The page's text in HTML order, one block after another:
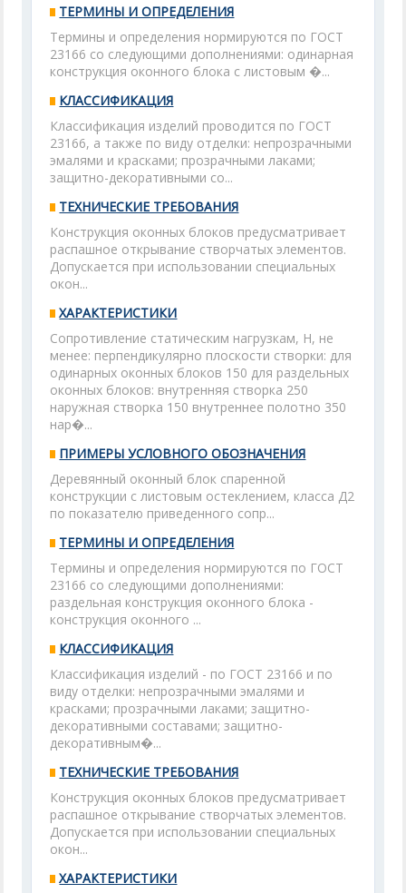
ТЕРМИНЫ И ОПРЕДЕЛЕНИЯ
Термины и определения нормируются по ГОСТ
23166 со следующими дополнениями: одинарная
конструкция оконного блока с листовым �...
КЛАССИФИКАЦИЯ
Классификация изделий проводится по ГОСТ
23166, а также по виду отделки: непрозрачными
эмалями и красками; прозрачными лаками;
защитно-декоративными со...
ТЕХНИЧЕСКИЕ ТРЕБОВАНИЯ
Конструкция оконных блоков предусматривает
распашное открывание створчатых элементов.
Допускается при использовании специальных
окон...
ХАРАКТЕРИСТИКИ
Сопротивление статическим нагрузкам, Н, не
менее: перпендикулярно плоскости створки: для
одинарных оконных блоков 150 для раздельных
оконных блоков: внутренняя створка 250
наружная створка 150 внутреннее полотно 350
нар�...
ПРИМЕРЫ УСЛОВНОГО ОБОЗНАЧЕНИЯ
Деревянный оконный блок спаренной
конструкции с листовым остеклением, класса Д2
по показателю приведенного сопр...
ТЕРМИНЫ И ОПРЕДЕЛЕНИЯ
Термины и определения нормируются по ГОСТ
23166 со следующими дополнениями:
раздельная конструкция оконного блока -
конструкция оконного ...
КЛАССИФИКАЦИЯ
Классификация изделий - по ГОСТ 23166 и по
виду отделки: непрозрачными эмалями и
красками; прозрачными лаками; защитно-
декоративными составами; защитно-
декоративным�...
ТЕХНИЧЕСКИЕ ТРЕБОВАНИЯ
Конструкция оконных блоков предусматривает
распашное открывание створчатых элементов.
Допускается при использовании специальных
окон...
ХАРАКТЕРИСТИКИ